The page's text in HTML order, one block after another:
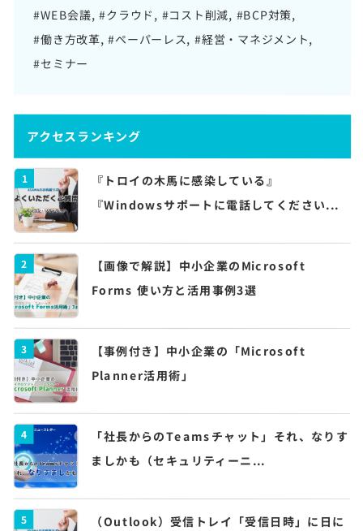
#WEB会議 #クラウド #コスト削減 #BCP対策
#働き方改革 #ペーパーレス #経営・マネジメント
#セミナー
アクセスランキング
1 『トロイの木馬に感染している』
『Windowsサポートに電話してください...
2 【画像で解説】中小企業のMicrosoft
Forms 使い方と活用事例3選
3 【事例付き】中小企業の「Microsoft
Planner活用術」
4 「社長からのTeamsチャット」それ、なりす
ましかも（セキュリティーニ...
5 （Outlook）受信トレイ「受信日時」に日に